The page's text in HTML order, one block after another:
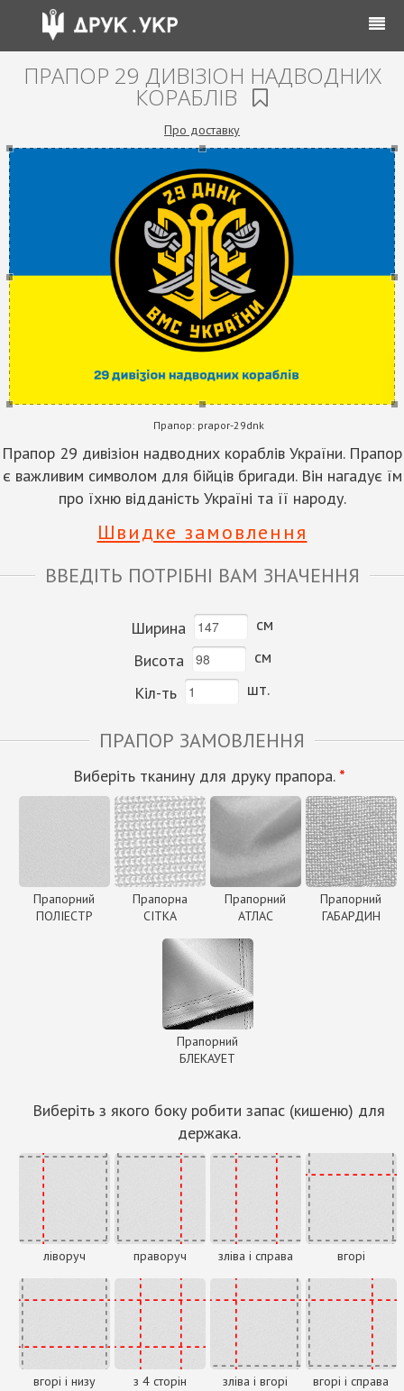
ПРАПОР 29 ДИВІЗІОН НАДВОДНИХ
КОРАБЛІВ
Про доставку
Прапор: prapor-29dnk
Прапор 29 дивізіон надводних кораблів України. Прапор
є важливим символом для бійців бригади. Він нагадує їм
про їхню відданість Україні та її народу.
Швидке замовлення
ВВЕДІТЬ ПОТРІБНІ ВАМ ЗНАЧЕННЯ
Ширина
см
Висота
см
Кіл-ть
шт.
ПРАПОР ЗАМОВЛЕННЯ
Виберіть тканину для друку прапора. *
Прапорний
ПОЛІЕСТР
Прапорна
СІТКА
Прапорний
АТЛАС
Прапорний
ГАБАРДИН
Прапорний
БЛЕКАУЕТ
Виберіть з якого боку робити запас (кишеню) для
держака.
ліворуч праворуч зліва і справа вгорі
вгорі і низу з 4 сторін зліва і вгорі вгорі і справа